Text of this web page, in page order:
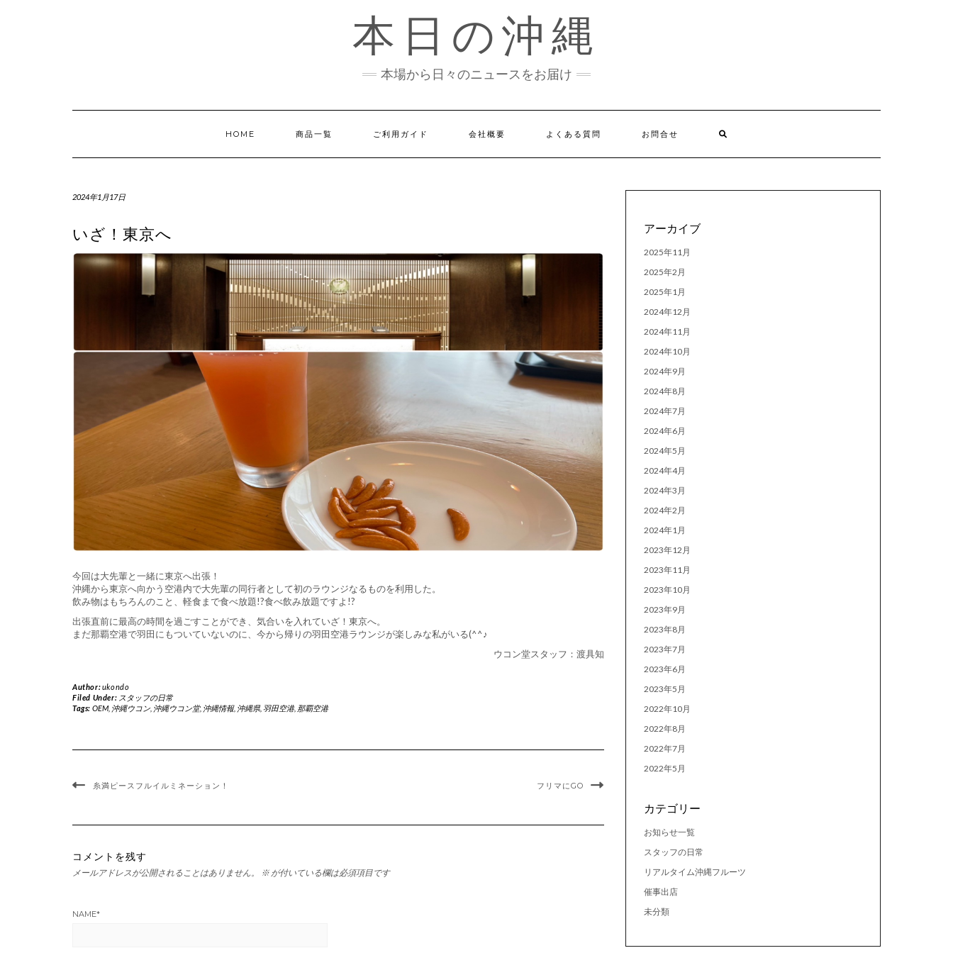
本日の沖縄
本場から日々のニュースをお届け
HOME 商品一覧 ご利用ガイド 会社概要 よくある質問 お問合せ
2024年1月17日
いざ！東京へ
今回は大先輩と一緒に東京へ出張！
沖縄から東京へ向かう空港内で大先輩の同行者として初のラウンジなるものを利用した。
飲み物はもちろんのこと、軽食まで食べ放題!?食べ飲み放題ですよ!?
出張直前に最高の時間を過ごすことができ、気合いを入れていざ！東京へ。
まだ那覇空港で羽田にもついていないのに、今から帰りの羽田空港ラウンジが楽しみな私がいる(^^♪
ウコン堂スタッフ：渡具知
Author:ukondo
Filed Under: スタッフの日常
Tags: OEM, 沖縄ウコン, 沖縄ウコン堂, 沖縄情報, 沖縄県, 羽田空港, 那覇空港
糸満ピースフルイルミネーション！ フリマにGO
コメントを残す
メールアドレスが公開されることはありません。 ※ が付いている欄は必須項目です
NAME*
アーカイブ
2025年11月
2025年2月
2025年1月
2024年12月
2024年11月
2024年10月
2024年9月
2024年8月
2024年7月
2024年6月
2024年5月
2024年4月
2024年3月
2024年2月
2024年1月
2023年12月
2023年11月
2023年10月
2023年9月
2023年8月
2023年7月
2023年6月
2023年5月
2022年10月
2022年8月
2022年7月
2022年5月
カテゴリー
お知らせ一覧
スタッフの日常
リアルタイム沖縄フルーツ
催事出店
未分類